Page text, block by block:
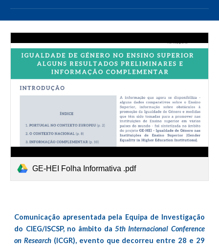
GE-HEI Folha Informativa .pdf
Comunicação apresentada pela Equipa de Investigação
do CIEG/ISCSP, no âmbito da5th Internacional Conference
on Research (ICGR), evento que decorreu entre 28 e 29